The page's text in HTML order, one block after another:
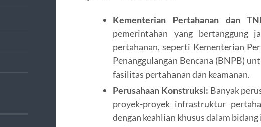
Kementerian Pertahanan dan
pemerintahan yang bertanggung
pertahanan, seperti Kementerian
Penanggulangan Bencana (BNPB)
fasilitas pertahanan dan keamanan.
Perusahaan Konstruksi: Banyak
proyek-proyek infrastruktur
dengan keahlian khusus dalam bidang